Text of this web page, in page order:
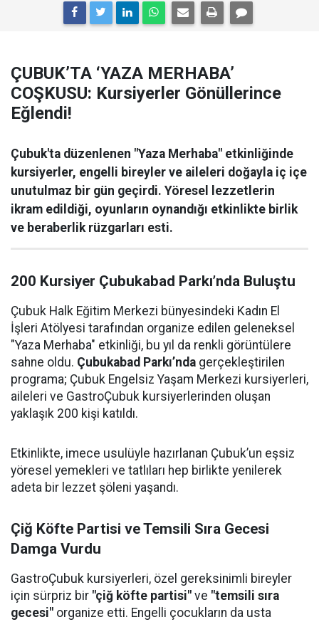
ÇUBUK’TA ‘YAZA MERHABA’
COŞKUSU: Kursiyerler Gönüllerince
Eğlendi!
Çubuk'ta düzenlenen "Yaza Merhaba" etkinliğinde
kursiyerler, engelli bireyler ve aileleri doğayla iç içe
unutulmaz bir gün geçirdi. Yöresel lezzetlerin
ikram edildiği, oyunların oynandığı etkinlikte birlik
ve beraberlik rüzgarları esti.
200 Kursiyer Çubukabad Parkı’nda Buluştu
Çubuk Halk Eğitim Merkezi bünyesindeki Kadın El
İşleri Atölyesi tarafından organize edilen geleneksel
"Yaza Merhaba" etkinliği, bu yıl da renkli görüntülere
sahne oldu. Çubukabad Parkı’nda gerçekleştirilen
programa; Çubuk Engelsiz Yaşam Merkezi kursiyerleri,
aileleri ve GastroÇubuk kursiyerlerinden oluşan
yaklaşık 200 kişi katıldı.
Etkinlikte, imece usulüyle hazırlanan Çubuk’un eşsiz
yöresel yemekleri ve tatlıları hep birlikte yenilerek
adeta bir lezzet şöleni yaşandı.
Çiğ Köfte Partisi ve Temsili Sıra Gecesi
Damga Vurdu
GastroÇubuk kursiyerleri, özel gereksinimli bireyler
için sürpriz bir "çiğ köfte partisi" ve "temsili sıra
gecesi" organize etti. Engelli çocukların da usta